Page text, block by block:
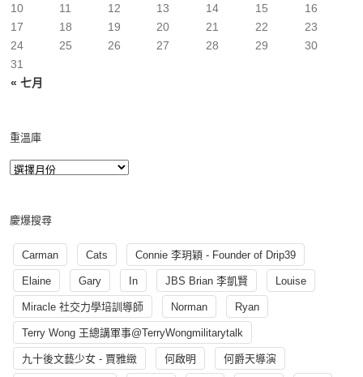
« 七月
10
11 12 13 14 15
16
17
18 19 20 21 22
23
24
25 26 27 28 29
30
31
重溫庫
慶爆搜尋
Carman Cats Connie 李玥穎 - Founder of Drip39
Elaine Gary In JBS Brian 李凱賢 Louise
Miracle 社交力學培訓導師 Norman Ryan
Terry Wong 王總講軍事@TerryWongmilitarytalk
九十後文藝少女 - 賈雅緻 何啟明 何爵天導演